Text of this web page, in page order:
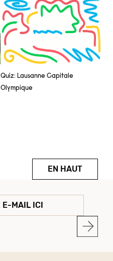
Quiz: Lausanne Capitale
Olympique
EN HAUT